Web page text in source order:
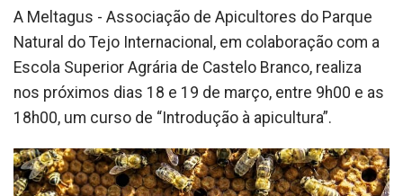
A Meltagus - Associação de Apicultores do Parque
Natural do Tejo Internacional, em colaboração com a
Escola Superior Agrária de Castelo Branco, realiza
nos próximos dias 18 e 19 de março, entre 9h00 e as
18h00, um curso de “Introdução à apicultura”.